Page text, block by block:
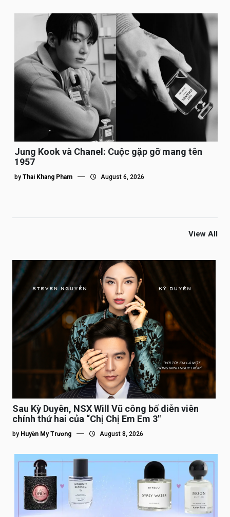
Jung Kook và Chanel: Cuộc gặp gỡ mang tên
1957
by Thai Khang Pham August 6, 2026
View All
Sau Kỳ Duyên, NSX Will Vũ công bố diễn viên
chính thứ hai của “Chị Chị Em Em 3″
by Huyền My Trương August 8, 2026